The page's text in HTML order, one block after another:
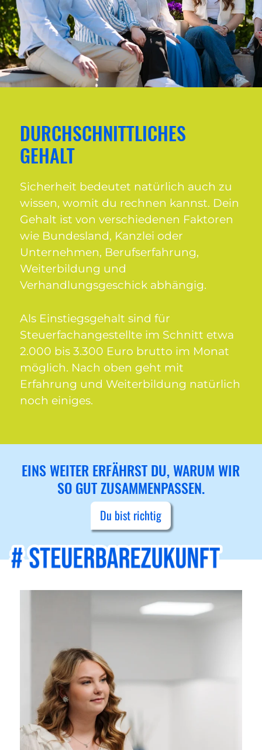
DURCHSCHNITTLICHES
GEHALT
Sicherheit bedeutet natürlich auch zu
wissen, womit du rechnen kannst. Dein
Gehalt ist von verschiedenen Faktoren
wie Bundesland, Kanzlei oder
Unternehmen, Berufserfahrung,
Weiterbildung und
Verhandlungsgeschick abhängig.
Als Einstiegsgehalt sind für
Steuerfachangestellte im Schnitt etwa
2.000 bis 3.300 Euro brutto im Monat
möglich. Nach oben geht mit
Erfahrung und Weiterbildung natürlich
noch einiges.
EINS WEITER ERFÄHRST DU, WARUM WIR
SO GUT ZUSAMMENPASSEN.
Du bist richtig